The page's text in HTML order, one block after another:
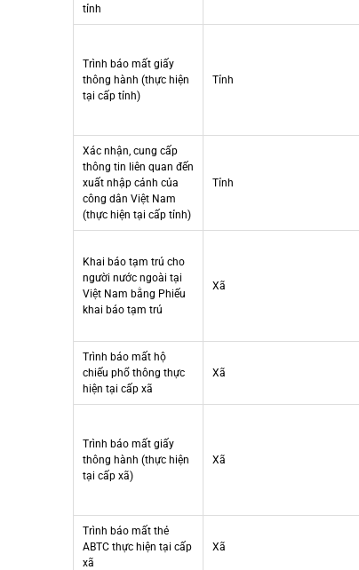
tỉnh
Trình báo mất giấy
thông hành (thực hiện
tại cấp tỉnh)
Tỉnh
Xác nhận, cung cấp
thông tin liên quan đến
xuất nhập cảnh của
công dân Việt Nam
(thực hiện tại cấp tỉnh)
Tỉnh
Khai báo tạm trú cho
người nước ngoài tại
Việt Nam bằng Phiếu
khai báo tạm trú
Xã
Trình báo mất hộ
chiếu phổ thông thực
hiện tại cấp xã
Xã
Trình báo mất giấy
thông hành (thực hiện
tại cấp xã)
Xã
Trình báo mất thẻ
ABTC thực hiện tại cấp
xã
Xã